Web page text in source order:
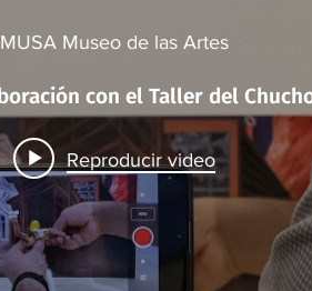
MUSA Museo de las Artes
Reproducir video